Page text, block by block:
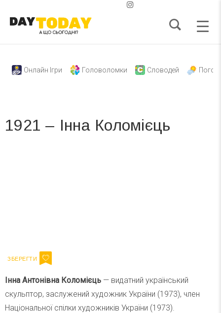
Онлайн Ігри Головоломки Словодей
1921 – Інна Коломієць
Інна Антонівна Коломієць — видатний український
скульптор, заслужений художник України (1973), член
Національної спілки художників України (1973).